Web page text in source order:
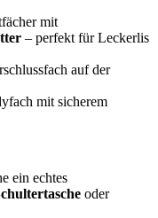
mit
– perfekt für Leckerlis
auf der
mit sicherem
ein echtes
oder